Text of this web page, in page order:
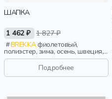
ШАПКА
1 462 ₽ 1 827 ₽
BREKKAфиолетовый,
полиэстер, зима, осень, швеция,
завязки, длинные, логотип, ажур,
Подробнее